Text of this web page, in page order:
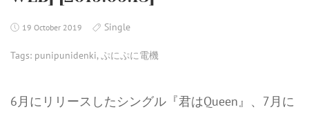
19 October 2019 Single
Tags: punipunidenki,ぷにぷに電機
6月にリリースしたシングル『君はQueen』、7月に